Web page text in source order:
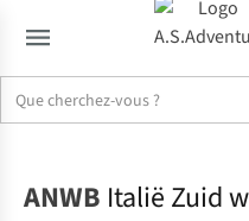
ANWB Italië Zuid